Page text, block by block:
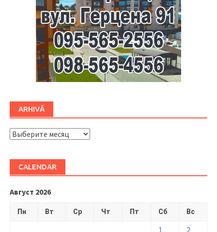
ARHIVĂ
ARHIVĂ
CALENDAR
Август 2026
Пн Вт Ср Чт Пт Сб Вс
1
2